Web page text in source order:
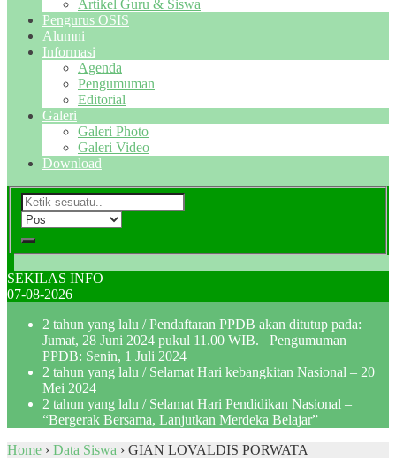
Artikel Guru & Siswa
Pengurus OSIS
Alumni
Informasi
Agenda
Pengumuman
Editorial
Galeri
Galeri Photo
Galeri Video
Download
SEKILAS INFO
07-08-2026
2 tahun yang lalu / Pendaftaran PPDB akan ditutup pada:
Jumat, 28 Juni 2024 pukul 11.00 WIB. Pengumuman
PPDB: Senin, 1 Juli 2024
2 tahun yang lalu / Selamat Hari kebangkitan Nasional – 20
Mei 2024
2 tahun yang lalu / Selamat Hari Pendidikan Nasional –
“Bergerak Bersama, Lanjutkan Merdeka Belajar”
Home › Data Siswa › GIAN LOVALDIS PORWATA